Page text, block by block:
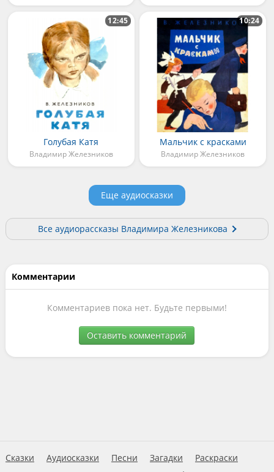
Голубая Катя
Владимир Железников
12:45
Мальчик с красками
Владимир Железников
10:24
Еще аудиосказки
Все аудиорассказы Владимира Железникова
Комментарии
Комментариев пока нет. Будьте первыми!
Оставить комментарий
Сказки Аудиосказки Песни Загадки
Раскраски